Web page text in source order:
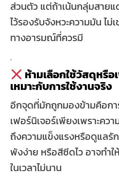
ส่วนตัว แต่ถ้าเน้นกลุ่มสาย
ไว้รองรับจังหวะความมัน ไ
ทางอารมณ์ที่ควรมี
.
ห้ามเลือกใช้วัสดุหรือ
เหมาะกับการใช้งานจริง
อีกจุดที่มักถูกมองข้ามคือกา
เฟอร์นิเจอร์เพียงเพราะคว
ถึงความแข็งแรงหรือดูแลรั
พังง่าย หรือสีซีดไว อาจทำใ
ในเวลาไม่นาน